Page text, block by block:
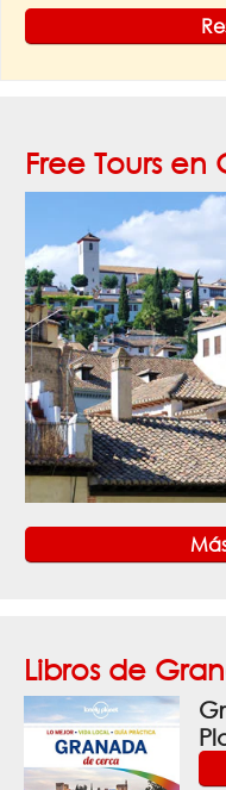
Free Tours en
Libros de